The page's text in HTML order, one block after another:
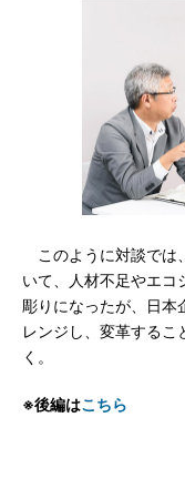
このように対談では
いて、人材不足やエコ
彫りになったが、日本
レンジし、変革するこ
く。
※後編はこちら